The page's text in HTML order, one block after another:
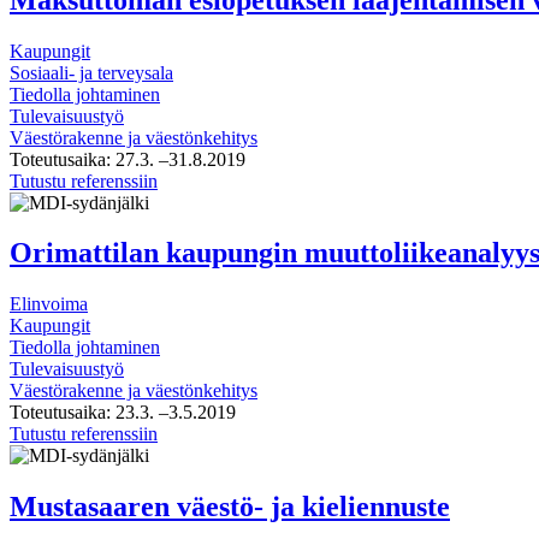
muuttoliikeanalyysi
Kaupungit
Sosiaali- ja terveysala
Tiedolla johtaminen
Tulevaisuustyö
Väestörakenne ja väestönkehitys
Toteutusaika: 27.3. –31.8.2019
Tutustu referenssiin
vaikutukset
Orimattilan kaupungin
Elinvoima
Kaupungit
Tiedolla johtaminen
Tulevaisuustyö
Väestörakenne ja väestönkehitys
Toteutusaika: 23.3. –3.5.2019
Tutustu referenssiin
Mustasaaren väestö- ja kieliennuste